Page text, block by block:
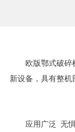
欧版鄂式破碎
新设备，具有整
应用广泛 无